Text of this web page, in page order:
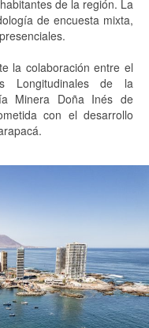
de la región. La
de encuesta mixta,
la colaboración entre el
Longitudinales de la
Minera Doña Inés de
con el desarrollo